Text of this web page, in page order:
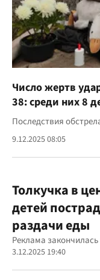
Число жертв
38: среди них 8
Последствия
9.12.2025 08:05
Толкучка в
детей
раздачи еды
Реклама
3.12.2025 19:40